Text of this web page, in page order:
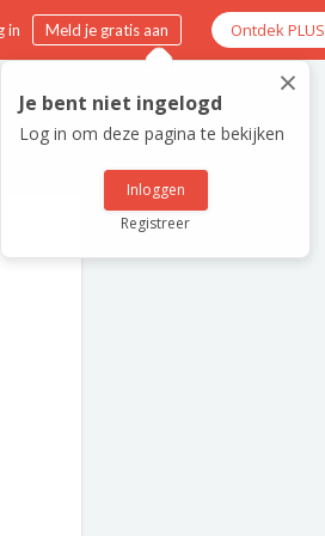
in Meld je gratis aan Ontdek PLUS
×
Je bent niet ingelogd
Log in om deze pagina te bekijken
Inloggen
Registreer